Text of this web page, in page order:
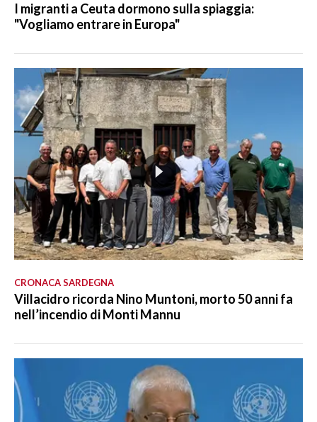
I migranti a Ceuta dormono sulla spiaggia:
"Vogliamo entrare in Europa"
CRONACA SARDEGNA
Villacidro ricorda Nino Muntoni, morto 50 anni fa
nell’incendio di Monti Mannu